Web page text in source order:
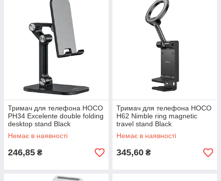
Тримач для телефона HOCO
PH34 Excelente double folding
desktop stand Black
Немає в наявності
246,85 ₴
Тримач для телефона HOCO
H62 Nimble ring magnetic
travel stand Black
Немає в наявності
345,60 ₴